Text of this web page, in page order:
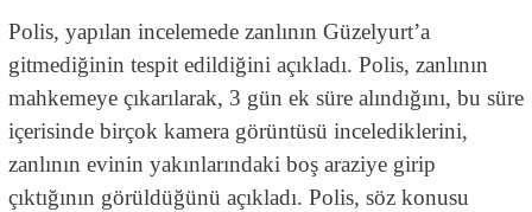
Polis, yapılan incelemede zanlının Güzelyurt’a
gitmediğinin tespit edildiğini açıkladı. Polis, zanlının
mahkemeye çıkarılarak, 3 gün ek süre alındığını, bu süre
içerisinde birçok kamera görüntüsü incelediklerini,
zanlının evinin yakınlarındaki boş araziye girip
çıktığının görüldüğünü açıkladı. Polis, söz konusu